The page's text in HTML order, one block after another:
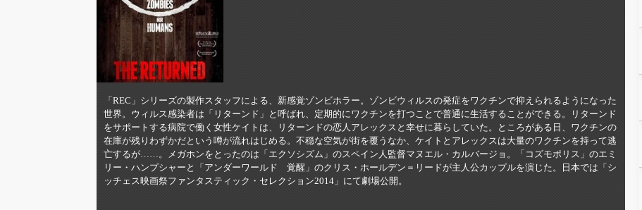
「REC」シリーズの製作スタッフによる、新感覚ゾンビホラー。ゾンビウィルスの発症をワクチンで抑えられるようになった
世界。ウィルス感染者は「リターンド」と呼ばれ、定期的にワクチンを打つことで普通に生活することができる。リターンド
をサポートする病院で働く女性ケイトは、リターンドの恋人アレックスと幸せに暮らしていた。ところがある日、ワクチンの
在庫が残りわずかだという噂が流れはじめる。不穏な空気が街を覆うなか、ケイトとアレックスは大量のワクチンを持って逃
亡するが……。メガホンをとったのは「エクソシズム」のスペイン人監督マヌエル・カルバージョ。「コズモポリス」のエミ
リー・ハンプシャーと「アンダーワールド 覚醒」のクリス・ホールデン＝リードが主人公カップルを演じた。日本では「シ
ッチェス映画祭ファンタスティック・セレクション2014」にて劇場公開。